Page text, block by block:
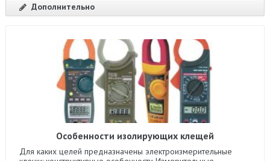
Дополнительно
Особенности изолирующих клещей
Для каких целей предназначены электроизмерительные